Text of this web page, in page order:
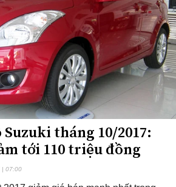
tháng 10/2017:
tới 110 triệu đồng
| 07:00